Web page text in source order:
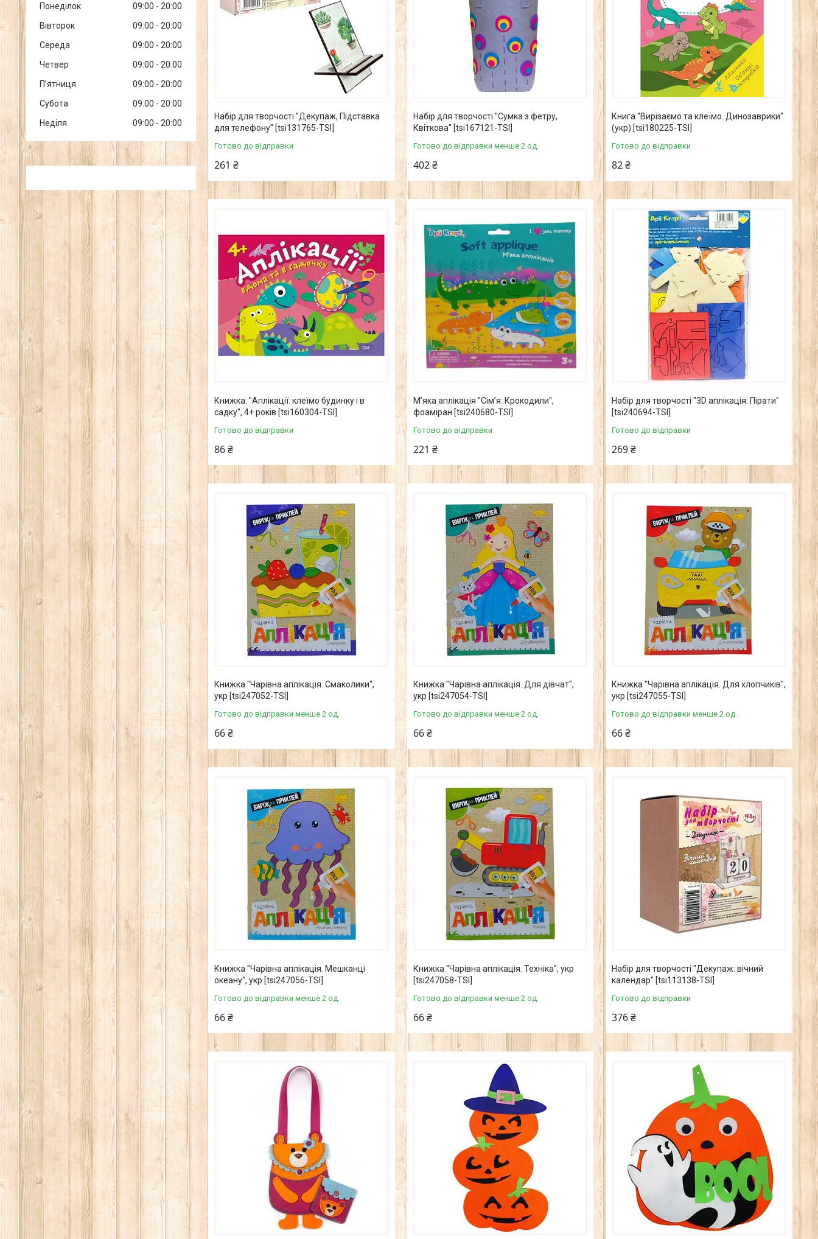
Набір для творчості "Декупаж, Підставка
для телефону" [tsi131765-TSI]
Готово до відправки
261 ₴
Набір для творчості "Сумка з фетру,
Квіткова" [tsi167121-TSI]
Готово до відправки менше 2 од.
402 ₴
Книга "Вирізаємо та клеїмо. Динозаврики"
(укр) [tsi180225-TSI]
Готово до відправки
82 ₴
Книжка: "Аплікації: клеїмо будинку і в
садку", 4+ років [tsi160304-TSI]
Готово до відправки
86 ₴
Мʼяка аплікація "Сімʼя: Крокодили",
фоаміран [tsi240680-TSI]
Готово до відправки
221 ₴
Набір для творчості "3D аплікація: Пірати"
[tsi240694-TSI]
Готово до відправки
269 ₴
Книжка "Чарівна аплікація. Смаколики",
укр [tsi247052-ТSІ]
Готово до відправки менше 2 од.
66 ₴
Книжка "Чарівна аплікація. Для дівчат",
укр [tsi247054-ТSІ]
Готово до відправки менше 2 од.
66 ₴
Книжка "Чарівна аплікація. Для хлопчиків",
укр [tsi247055-ТSІ]
Готово до відправки менше 2 од.
66 ₴
Книжка "Чарівна аплікація. Мешканці
океану", укр [tsi247056-ТSІ]
Готово до відправки менше 2 од.
66 ₴
Книжка "Чарівна аплікація. Техніка", укр
[tsi247058-ТSІ]
Готово до відправки менше 2 од.
66 ₴
Набір для творчості "Декупаж: вічний
календар" [tsi113138-TSI]
Готово до відправки
376 ₴
Понеділок 09:00
20:00
Вівторок
09:00
20:00
Середа
09:00
20:00
Четвер
09:00
20:00
Пʼятниця
09:00
20:00
Субота
09:00
20:00
Неділя
09:00 20:00